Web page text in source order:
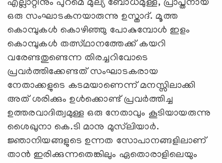
എല്ലാറ്റിനും പുറമെ മുല്യ ബോധമുള്ള, പ്രാപ്തനായ
ഒരു സംഘാടകനയാരുന്നു ഉസ്താദ്. മൂത്ത
കൊമ്പുകള്‍ കൊഴിഞ്ഞു പോകുമ്പോള്‍ ഇളം
കൊമ്പുകള്‍ തത്സ്ഥാനത്തേക്ക് കയറി
വരേണ്ടതുണ്ടെന്ന തിരച്ചറിവോടെ
പ്രവര്‍ത്തിക്കേണ്ടത് സംഘാടകരായ
നേതാക്കളുടെ കടമയാണെന്ന് മനസ്സിലാക്കി
അത് ശരിക്കും ഉള്‍ക്കൊണ്ട് പ്രവര്‍ത്തിച്ച
ഉത്തരവാദിത്വമുള്ള ഒരു നേതാവും കൂടിയായരുന്നു
ശൈഖുനാ കെ.ടി മാനു മുസ്‌ലിയാര്‍.
ജ്ഞാനിയങ്ങളുടെ ഉന്നത സോപാനങ്ങളിലാണ്
താന്‍ ഇരിക്കുന്നതെങ്കിലും ഏതൊരാളിലെയും